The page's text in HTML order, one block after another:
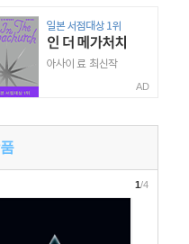
AD
1/4